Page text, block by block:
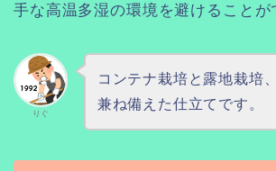
手な高温多湿の環境を避けることが
りぐ
コンテナ栽培と露地栽培
兼ね備えた仕立てです。